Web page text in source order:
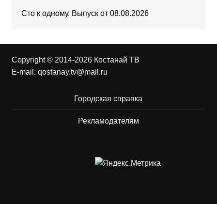
Сто к одному. Выпуск от 08.08.2026
Copyright © 2014-2026 Костанай ТВ
E-mail: qostanay.tv@mail.ru
Городская справка
Рекламодателям